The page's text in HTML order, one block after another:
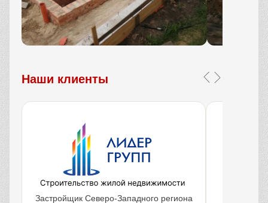
Наши клиенты
Застройщик Северо-Западного региона